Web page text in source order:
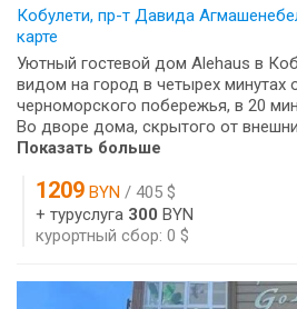
Кобулети, пр-т Давида
карте
Уютный гостевой дом Alehaus в
видом на город в четырех минутах
черноморского побережья, в 20
Во дворе дома, скрытого от внешних
Показать больше
1209 BYN / 405 $
+ туруслуга 300 BYN
курортный сбор: 0 $